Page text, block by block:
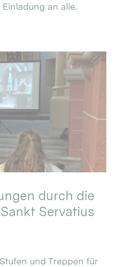
an alle.
durch die
Servatius
und Treppen für